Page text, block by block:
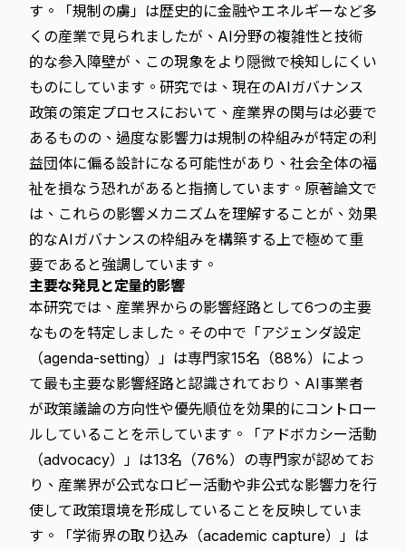
す。「規制の虜」は歴史的に金融やエネルギーなど多
くの産業で見られましたが、AI分野の複雑性と技術
的な参入障壁が、この現象をより隠微で検知しにくい
ものにしています。研究では、現在のAIガバナンス
政策の策定プロセスにおいて、産業界の関与は必要で
あるものの、過度な影響力は規制の枠組みが特定の利
益団体に偏る設計になる可能性があり、社会全体の福
祉を損なう恐れがあると指摘しています。 原著論文で
は、これらの影響メカニズムを理解することが、効果
的なAIガバナンスの枠組みを構築する上で極めて重
要であると強調しています。
主要な発見と定量的影響
本研究では、産業界からの影響経路として6つの主要
なものを特定しました。その中で「アジェンダ設定
（agenda-setting）」は専門家15名（88%）によっ
て最も主要な影響経路と認識されており、AI事業者
が政策議論の方向性や優先順位を効果的にコントロー
ルしていることを示しています。「アドボカシー活動
（advocacy）」は13名（76%）の専門家が認めてお
り、産業界が公式なロビー活動や非公式な影響力を行
使して政策環境を形成していることを反映していま
す。「学術界の取り込み（academic capture）」は